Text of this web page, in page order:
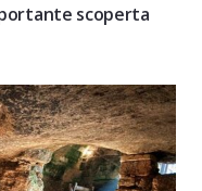
scoperta